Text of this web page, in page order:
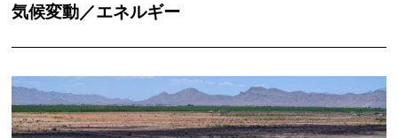
気候変動／エネルギー